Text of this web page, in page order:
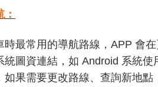
：
時最常用的導航路線，APP 會
統圖資連結，如 Android 系統
如果需要更改路線、查詢新地